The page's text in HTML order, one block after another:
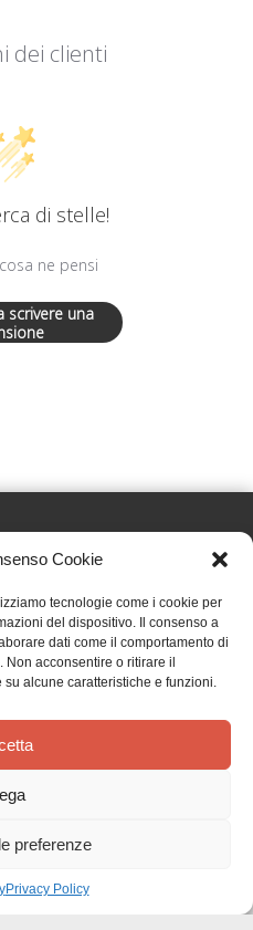
Cookie
tecnologie come i cookie per
del dispositivo. Il consenso a
dati come il comportamento di
acconsentire o ritirare il
alcune caratteristiche e funzioni.
preferenze
Privacy Policy
dei clienti
di stelle!
ne pensi
scrivere una
SAS
(TO)
Fax: (+39) 0121 353839